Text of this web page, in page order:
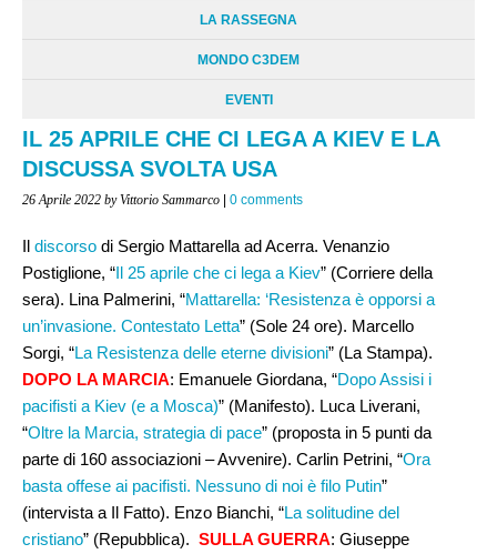
LA RASSEGNA
MONDO C3DEM
EVENTI
IL 25 APRILE CHE CI LEGA A KIEV E LA
DISCUSSA SVOLTA USA
26 Aprile 2022 by Vittorio Sammarco | 0 comments
Il discorso di Sergio Mattarella ad Acerra. Venanzio
Postiglione, “Il 25 aprile che ci lega a Kiev” (Corriere della
sera). Lina Palmerini, “Mattarella: ‘Resistenza è opporsi a
un’invasione. Contestato Letta” (Sole 24 ore). Marcello
Sorgi, “La Resistenza delle eterne divisioni” (La Stampa).
DOPO LA MARCIA: Emanuele Giordana, “Dopo Assisi i
pacifisti a Kiev (e a Mosca)” (Manifesto). Luca Liverani,
“Oltre la Marcia, strategia di pace” (proposta in 5 punti da
parte di 160 associazioni – Avvenire). Carlin Petrini, “Ora
basta offese ai pacifisti. Nessuno di noi è filo Putin”
(intervista a Il Fatto). Enzo Bianchi, “La solitudine del
cristiano” (Repubblica). SULLA GUERRA: Giuseppe